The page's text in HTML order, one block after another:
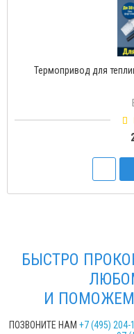
Термопривод для
БЫСТРО
И
ПОЗВОНИТЕ НАМ +7 (495) 204-